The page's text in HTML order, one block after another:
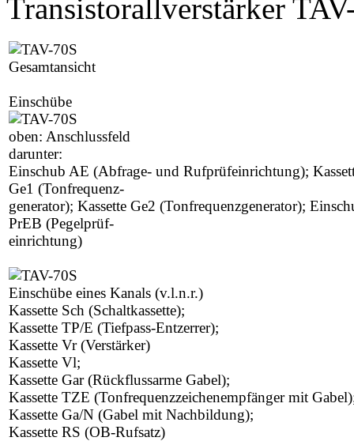
Transistorallverstärker
Gesamtansicht
Einschübe
oben: Anschlussfeld
darunter:
Einschub AE (Abfrage- und Rufprüfeinrichtung);
Ge1 (Tonfrequenz-
generator); Kassette Ge2 (Tonfrequenzgenerator);
PrEB (Pegelprüf-
einrichtung)
Einschübe eines Kanals (v.l.n.r.)
Kassette Sch (Schaltkassette);
Kassette TP/E (Tiefpass-Entzerrer);
Kassette Vr (Verstärker)
Kassette Vl;
Kassette Gar (Rückflussarme Gabel);
Kassette TZE (Tonfrequenzzeichenempfänger mit
Kassette Ga/N (Gabel mit Nachbildung);
Kassette RS (OB-Rufsatz)